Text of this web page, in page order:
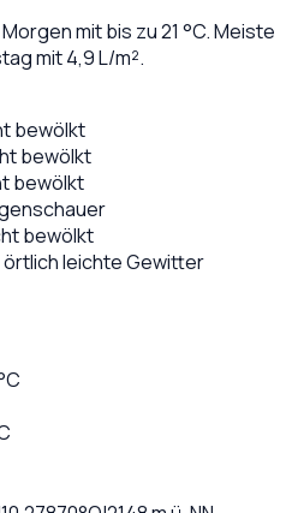
mit bis zu 21 °C. Meiste
mit 4,9 L/m².
bewölkt
bewölkt
bewölkt
bewölkt
örtlich leichte Gewitter